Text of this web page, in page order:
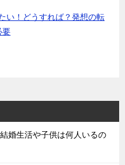
い！どうすれば？発想の転
要
婚生活や子供は何人いるの